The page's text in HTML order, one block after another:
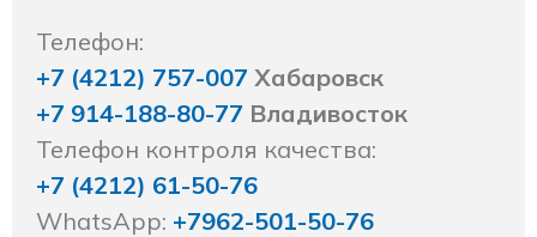
Телефон:
+7 (4212) 757-007 Хабаровск
+7 914-188-80-77 Владивосток
Телефон контроля качества:
+7 (4212) 61-50-76
WhatsApp: +7962-501-50-76